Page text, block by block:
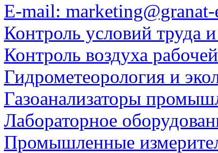
E-mail:
Контроль условий труда
Контроль воздуха
Гидрометеорология и
Газоанализаторы
Лабораторное
Промышленные